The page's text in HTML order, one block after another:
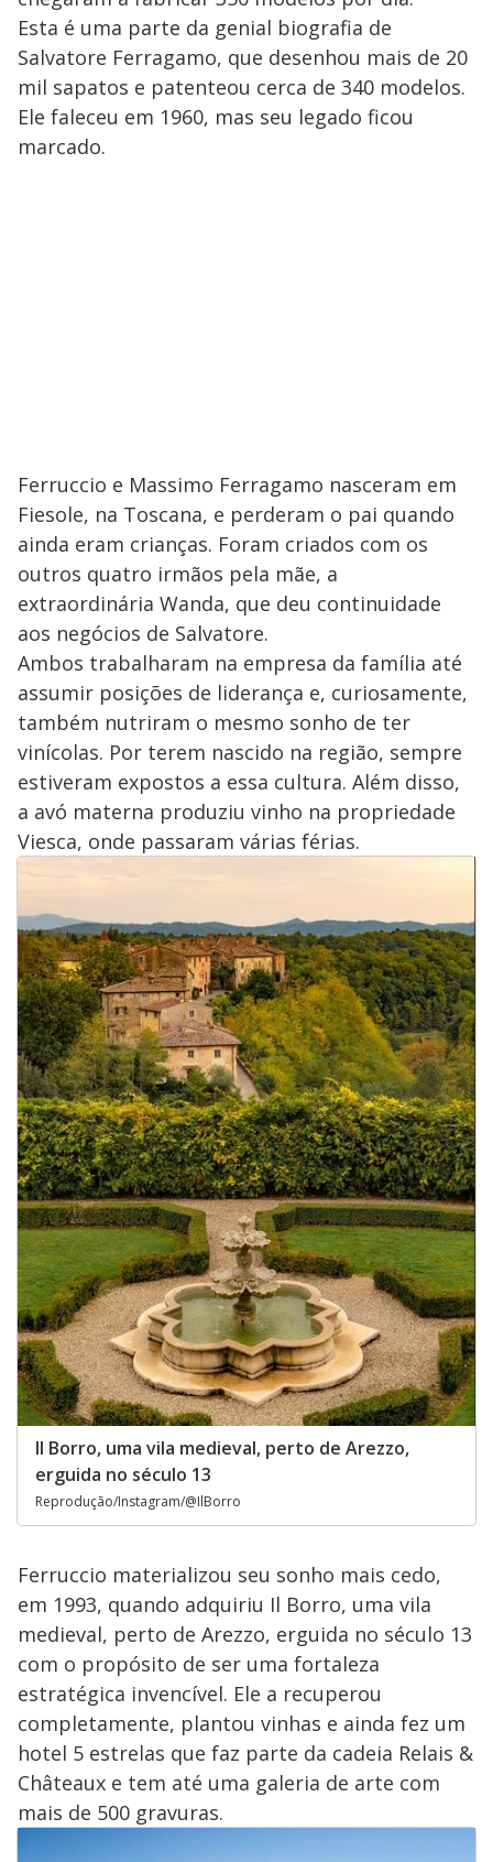
Esta é uma parte da genial biografia de
Salvatore Ferragamo, que desenhou mais de 20
mil sapatos e patenteou cerca de 340 modelos.
Ele faleceu em 1960, mas seu legado ficou
marcado.
Ferruccio e Massimo Ferragamo nasceram em
Fiesole, na Toscana, e perderam o pai quando
ainda eram crianças. Foram criados com os
outros quatro irmãos pela mãe, a
extraordinária Wanda, que deu continuidade
aos negócios de Salvatore.
Ambos trabalharam na empresa da família até
assumir posições de liderança e, curiosamente,
também nutriram o mesmo sonho de ter
vinícolas. Por terem nascido na região, sempre
estiveram expostos a essa cultura. Além disso,
a avó materna produziu vinho na propriedade
Viesca, onde passaram várias férias.
Il Borro, uma vila medieval, perto de Arezzo,
erguida no século 13
Reprodução/Instagram/@IlBorro
Ferruccio materializou seu sonho mais cedo,
em 1993, quando adquiriu Il Borro, uma vila
medieval, perto de Arezzo, erguida no século 13
com o propósito de ser uma fortaleza
estratégica invencível. Ele a recuperou
completamente, plantou vinhas e ainda fez um
hotel 5 estrelas que faz parte da cadeia Relais &
Châteaux e tem até uma galeria de arte com
mais de 500 gravuras.